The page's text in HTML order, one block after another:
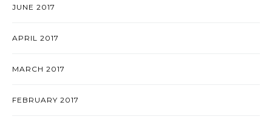
JUNE 2017
APRIL 2017
MARCH 2017
FEBRUARY 2017